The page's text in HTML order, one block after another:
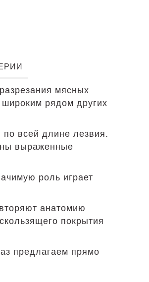
мясных
рядом других
по всей длине лезвия.
выраженные
роль играет
анатомию
покрытия
предлагаем прямо